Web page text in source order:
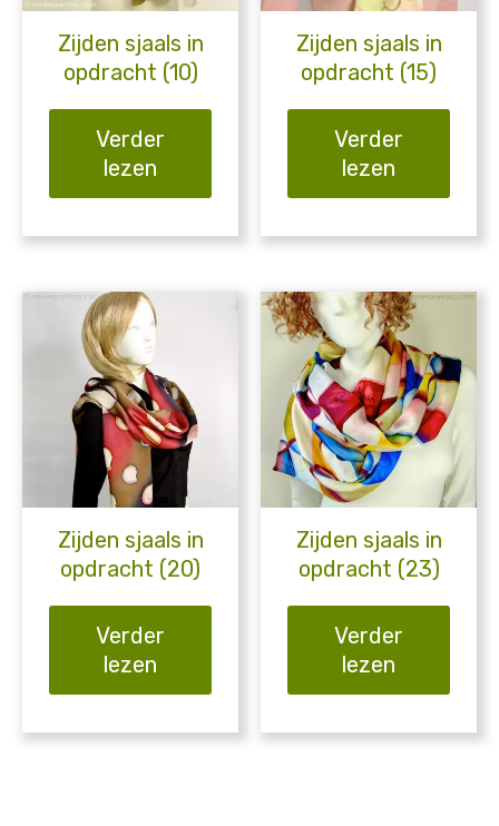
Zijden sjaals in
opdracht (10)
Verder
lezen
Zijden sjaals in
opdracht (15)
Verder
lezen
Zijden sjaals in
opdracht (20)
Verder
lezen
Zijden sjaals in
opdracht (23)
Verder
lezen